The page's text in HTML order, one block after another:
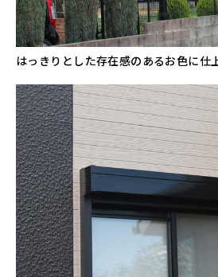
はっきりとした存在感のあるお色に仕